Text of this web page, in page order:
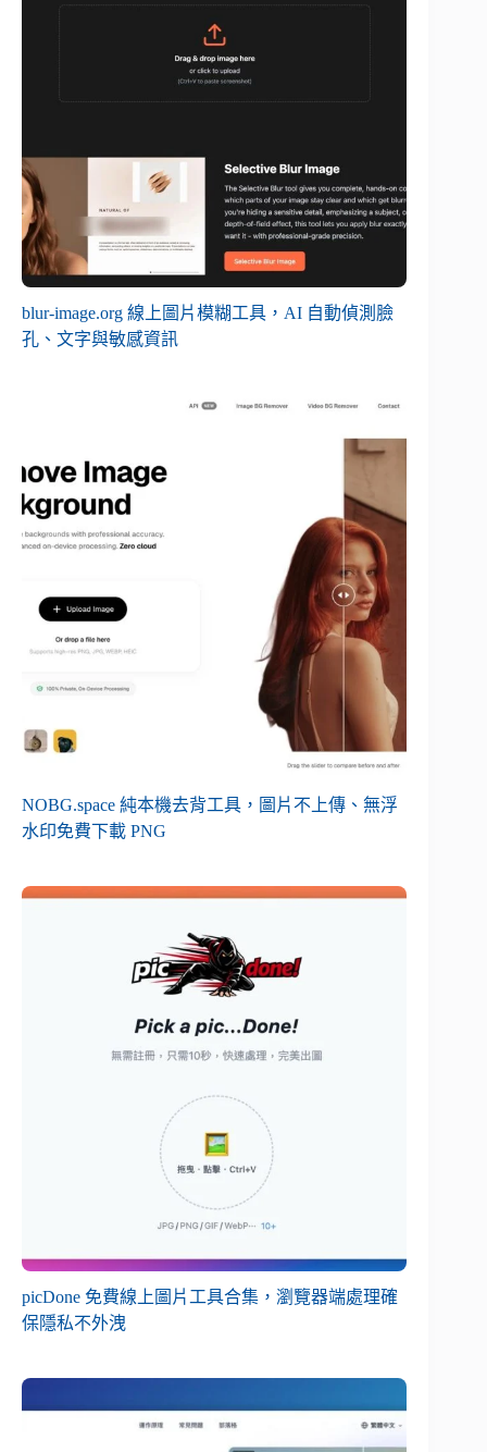
blur-image.org 線上圖片模糊工具，AI 自動偵測臉
孔、文字與敏感資訊
NOBG.space 純本機去背工具，圖片不上傳、無浮
水印免費下載 PNG
picDone 免費線上圖片工具合集，瀏覽器端處理確
保隱私不外洩